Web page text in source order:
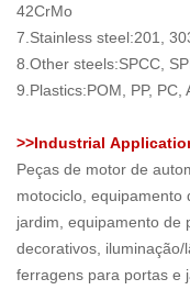
42CrMo
7.Stainless steel:201,
8.Other steels:SPCC,
9.Plastics:POM, PP, PC,
>>Industrial A
Peças de motor de
motociclo, equipamento
jardim, equipamento de
decorativos, iluminação/
ferragens para portas e